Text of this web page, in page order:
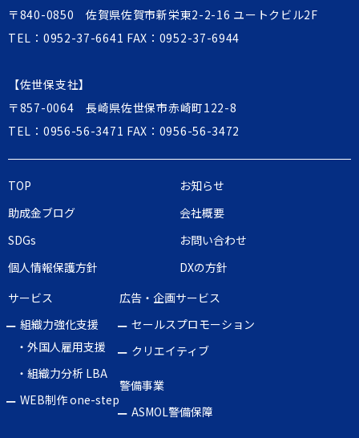
〒840-0850 佐賀県佐賀市新栄東2-2-16 ユートクビル2F
TEL： 0952-37-6641 FAX：0952-37-6944
【佐世保支社】
〒857-0064 長崎県佐世保市赤崎町122-8
TEL： 0956-56-3471 FAX：0956-56-3472
TOP
お知らせ
助成金ブログ
会社概要
SDGs
お問い合わせ
個人情報保護方針
DXの方針
サービス
組織力強化支援
・外国人雇用支援
・組織力分析 LBA
WEB制作 one-step
広告・企画サービス
セールスプロモーション
クリエイティブ
警備事業
ASMOL警備保障